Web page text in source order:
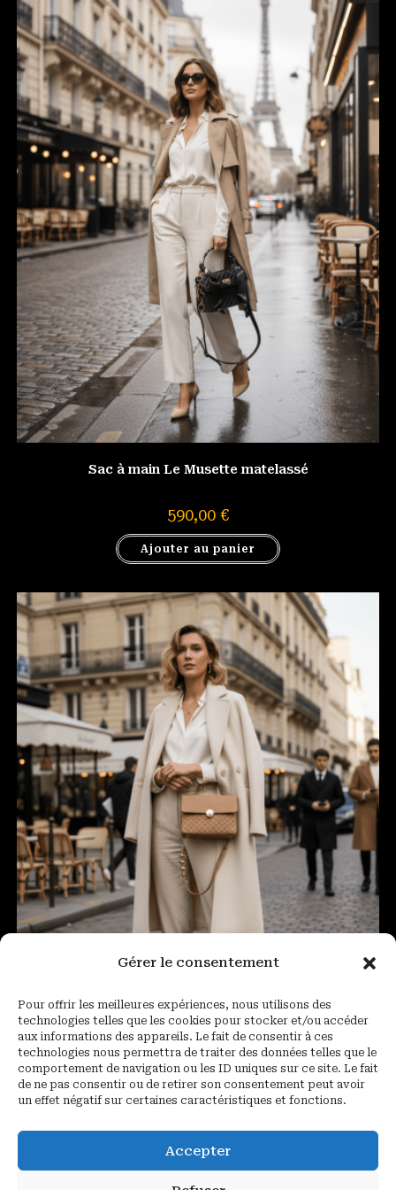
Gérer le consentement
Pour offrir les meilleures expériences, nous utilisons des
technologies telles que les cookies pour stocker et/ou accéder
aux informations des appareils. Le fait de consentir à ces
technologies nous permettra de traiter des données telles que le
comportement de navigation ou les ID uniques sur ce site. Le fait
de ne pas consentir ou de retirer son consentement peut avoir
un effet négatif sur certaines caractéristiques et fonctions.
Accepter
Sac à main Le Musette matelassé
590,00 €
Ajouter au panier
Sac à main Le Musette matelassé
480,00€
Ajouter au panier